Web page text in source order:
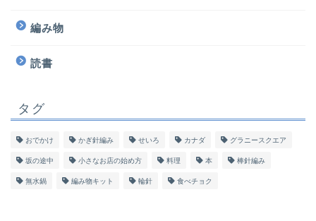
編み物
読書
タグ
おでかけ かぎ針編み せいろ カナダ グラニースクエア
坂の途中 小さなお店の始め方 料理 本 棒針編み
無水鍋 編み物キット 輪針 食べチョク